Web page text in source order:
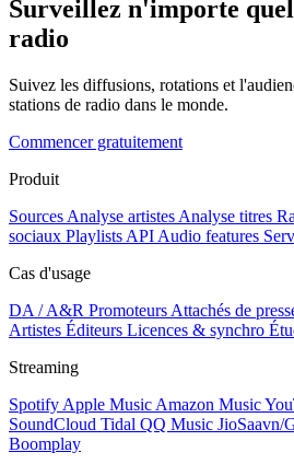
Surveillez n'importe
radio
Suivez les diffusions, rotations et
stations de radio dans le monde.
Commencer gratuitement
Produit
Sources Analyse artistes Analyse titres
sociaux Playlists API Audio features
Cas d'usage
DA / A&R Promoteurs Attachés de
Artistes Éditeurs Licences & synchro
Streaming
Spotify Apple Music Amazon Music
SoundCloud Tidal QQ Music JioSaavn/
Boomplay